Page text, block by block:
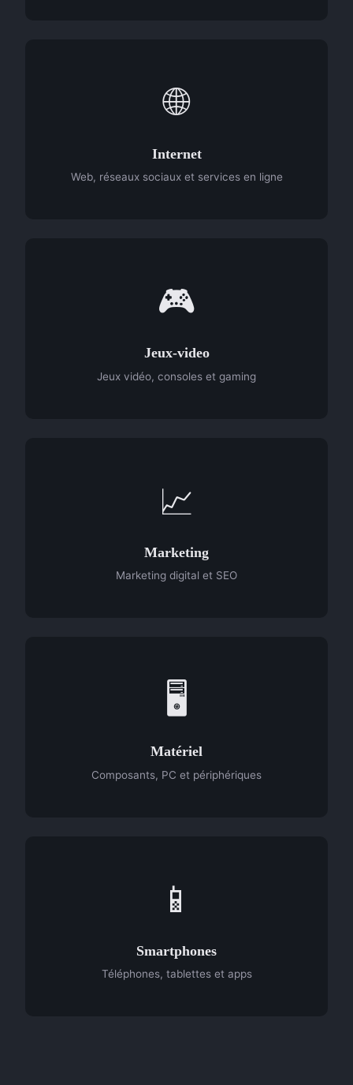
🌐
Internet
Web, réseaux sociaux et services en ligne
🎮
Jeux-video
Jeux vidéo, consoles et gaming
📈
Marketing
Marketing digital et SEO
🖥️
Matériel
Composants, PC et périphériques
📱
Smartphones
Téléphones, tablettes et apps